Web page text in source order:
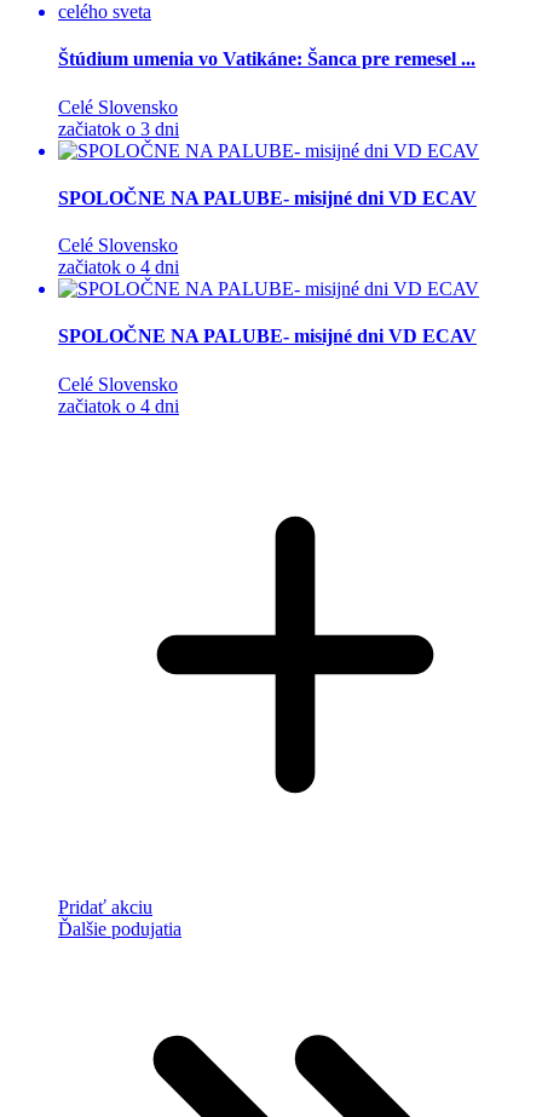
Štúdium umenia vo Vatikáne: Šanca pre remesel ...
Celé Slovensko
začiatok o 3 dni
SPOLOČNE NA PALUBE- misijné dni VD ECAV
Celé Slovensko
začiatok o 4 dni
SPOLOČNE NA PALUBE- misijné dni VD ECAV
Celé Slovensko
začiatok o 4 dni
Pridať akciu
Ďalšie podujatia